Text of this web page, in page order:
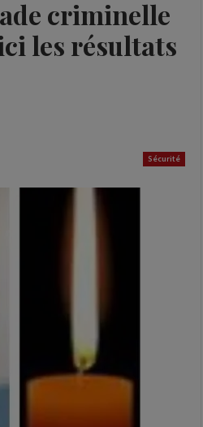
criminelle
les résultats
Sécurité